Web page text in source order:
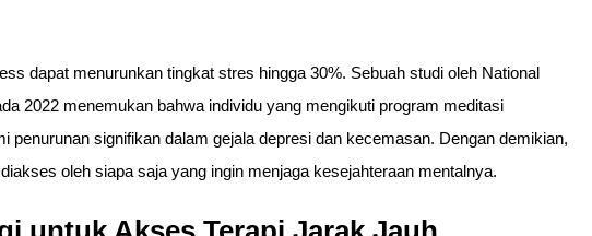
dapat menurunkan tingkat stres hingga 30%. Sebuah studi oleh National
2022 menemukan bahwa individu yang mengikuti program meditasi
penurunan signifikan dalam gejala depresi dan kecemasan. Dengan demikian,
oleh siapa saja yang ingin menjaga kesejahteraan mentalnya.